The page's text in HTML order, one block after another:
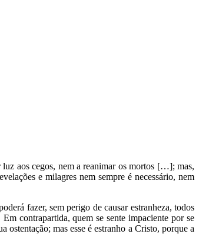
aos cegos, nem a reanimar os mortos […]; mas,
e milagres nem sempre é necessário, nem
fazer, sem perigo de causar estranheza, todos
contrapartida, quem se sente impaciente por se
mas esse é estranho a Cristo, porque a